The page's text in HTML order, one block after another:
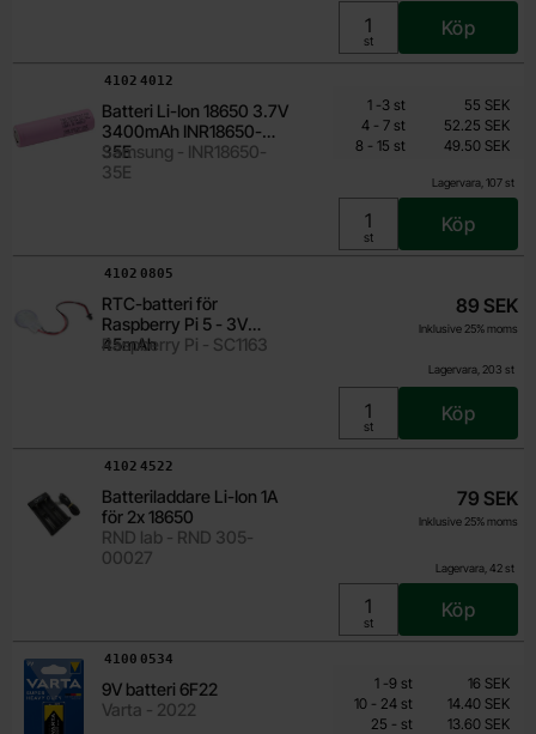
Enhet:
st
Köp
Batteri Li-Ion 18650 3.7V
3400mAh INR18650-
35E
Samsung - INR18650-
35E
Art. nr
4102 4012
Lagervara, 107 st
Från
44 SEK
Inklusive 25% moms
Enhet:
st
Köp
Mängdrabatt
Antal Pris /st
1 -till
3 st
55 SEK
4 - till
7 st
52.25 SEK
8 - till
15 st 49.50 SEK
RTC-batteri för
Raspberry Pi 5 - 3V
45mAh
Raspberry Pi - SC1163
Art. nr
4102 0805
Lagervara, 203 st
89 SEK
Inklusive 25% moms
Enhet:
st
Köp
Batteriladdare Li-Ion 1A
för 2x 18650
RND lab - RND 305-
00027
Art. nr
4102 4522
Lagervara, 42 st
79 SEK
Inklusive 25% moms
Enhet:
st
Köp
9V batteri 6F22
Varta - 2022
Art. nr
4100 0534
Från
13.60 SEK
Inklusive 25% moms
Mängdrabatt
Pris /st
1 -till
9 st
16 SEK
10 - till
24 st
14.40 SEK
25 - till
st 13.60 SEK